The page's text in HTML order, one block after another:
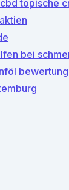
topische
bei